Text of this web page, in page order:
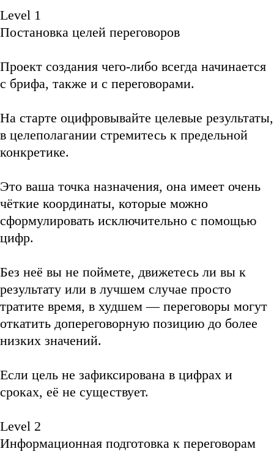
Level 1
Постановка целей переговоров
Проект создания чего-либо всегда начинается
с брифа, также и с переговорами.
На старте оцифровывайте целевые результаты,
в целеполагании стремитесь к предельной
конкретике.
Это ваша точка назначения, она имеет очень
чёткие координаты, которые можно
сформулировать исключительно с помощью
цифр.
Без неё вы не поймете, движетесь ли вы к
результату или в лучшем случае просто
тратите время, в худшем — переговоры могут
откатить допереговорную позицию до более
низких значений.
Если цель не зафиксирована в цифрах и
сроках, её не существует.
Level 2
Информационная подготовка к переговорам